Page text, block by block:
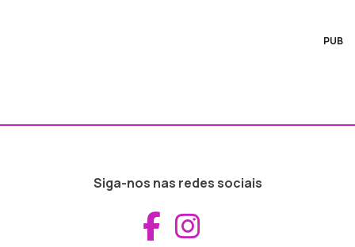
PUB
Siga-nos nas redes sociais
Aceder ao